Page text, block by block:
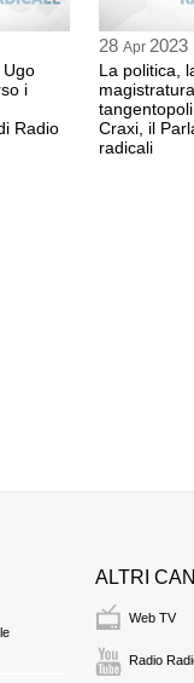
Ugo
i
Radio
28 Apr 2023
La politica,
Craxi, il
radicali
ALTRI
Web TV
Radio